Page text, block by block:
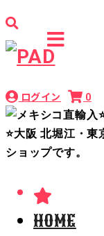
ログイン 0
HOME